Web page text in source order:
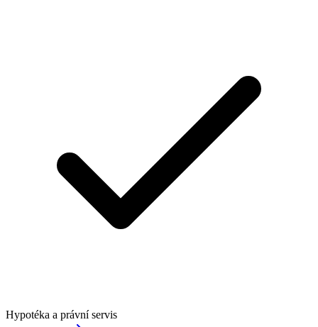
Hypotéka a právní servis